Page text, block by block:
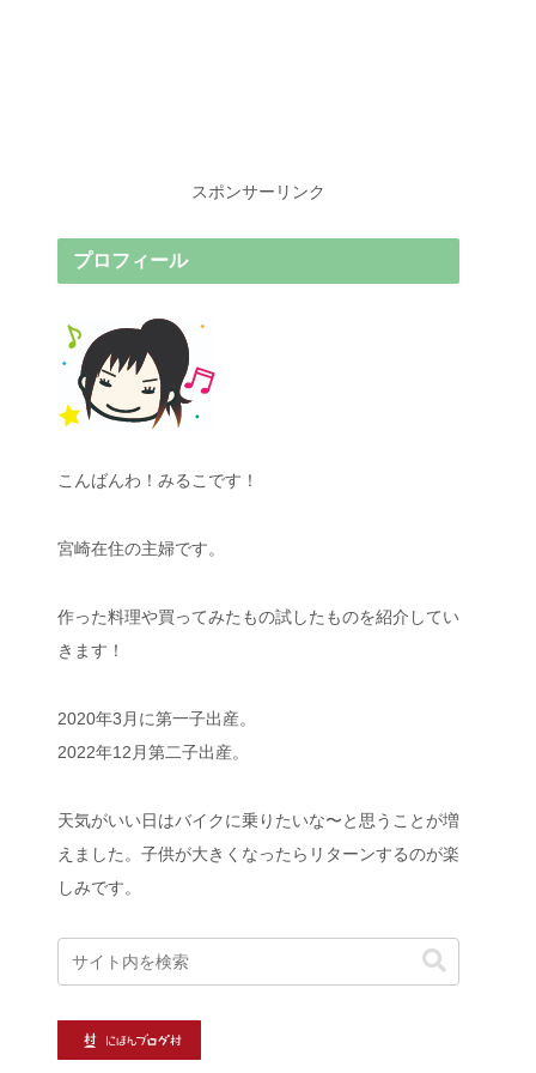
スポンサーリンク
プロフィール
こんばんわ！みるこです！
宮崎在住の主婦です。
作った料理や買ってみたもの試したものを紹介してい
きます！
2020年3月に第一子出産。
2022年12月第二子出産。
天気がいい日はバイクに乗りたいな〜と思うことが増
えました。子供が大きくなったらリターンするのが楽
しみです。